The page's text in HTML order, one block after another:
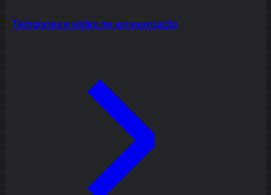
Templates e slides de apresentação